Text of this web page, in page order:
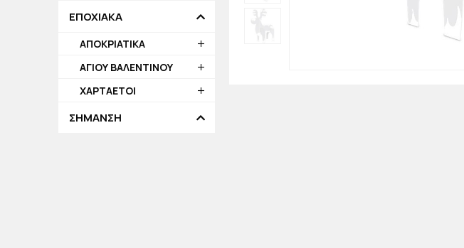
ΕΠΟΧΙΑΚΑ
ΑΠΟΚΡΙΑΤΙΚΑ
ΑΓΙΟΥ ΒΑΛΕΝΤΙΝΟΥ
ΧΑΡΤΑΕΤΟΙ
ΣΗΜΑΝΣΗ